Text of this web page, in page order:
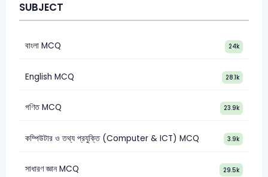
SUBJECT
বাংলা MCQ 24k
English MCQ 28.1k
গণিত MCQ 23.9k
কম্পিউটার ও তথ্য প্রযুক্তি (Computer & ICT) MCQ 3.9k
সাধারণ জ্ঞান MCQ 29.5k